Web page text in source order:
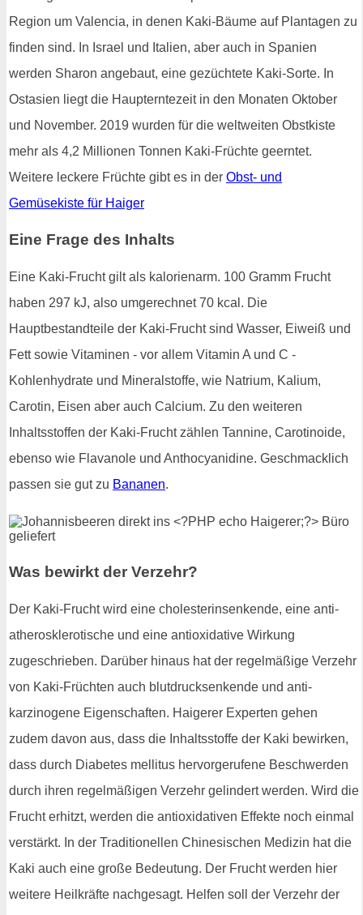
Region um Valencia, in denen Kaki-Bäume auf Plantagen zu
finden sind. In Israel und Italien, aber auch in Spanien
werden Sharon angebaut, eine gezüchtete Kaki-Sorte. In
Ostasien liegt die Haupterntezeit in den Monaten Oktober
und November. 2019 wurden für die weltweiten Obstkiste
mehr als 4,2 Millionen Tonnen Kaki-Früchte geerntet.
Weitere leckere Früchte gibt es in der Obst- und
Gemüsekiste für Haiger
Eine Frage des Inhalts
Eine Kaki-Frucht gilt als kalorienarm. 100 Gramm Frucht
haben 297 kJ, also umgerechnet 70 kcal. Die
Hauptbestandteile der Kaki-Frucht sind Wasser, Eiweiß und
Fett sowie Vitaminen - vor allem Vitamin A und C -
Kohlenhydrate und Mineralstoffe, wie Natrium, Kalium,
Carotin, Eisen aber auch Calcium. Zu den weiteren
Inhaltsstoffen der Kaki-Frucht zählen Tannine, Carotinoide,
ebenso wie Flavanole und Anthocyanidine. Geschmacklich
passen sie gut zu Bananen.
Was bewirkt der Verzehr?
Der Kaki-Frucht wird eine cholesterinsenkende, eine anti-
atherosklerotische und eine antioxidative Wirkung
zugeschrieben. Darüber hinaus hat der regelmäßige Verzehr
von Kaki-Früchten auch blutdrucksenkende und anti-
karzinogene Eigenschaften. Haigerer Experten gehen
zudem davon aus, dass die Inhaltsstoffe der Kaki bewirken,
dass durch Diabetes mellitus hervorgerufene Beschwerden
durch ihren regelmäßigen Verzehr gelindert werden. Wird die
Frucht erhitzt, werden die antioxidativen Effekte noch einmal
verstärkt. In der Traditionellen Chinesischen Medizin hat die
Kaki auch eine große Bedeutung. Der Frucht werden hier
weitere Heilkräfte nachgesagt. Helfen soll der Verzehr der